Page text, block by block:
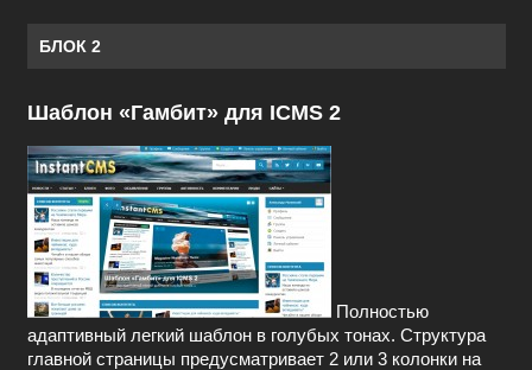
БЛОК 2
Шаблон «Гамбит» для ICMS 2
Полностью
адаптивный легкий шаблон в голубых тонах. Структура
главной страницы предусматривает 2 или 3 колонки на